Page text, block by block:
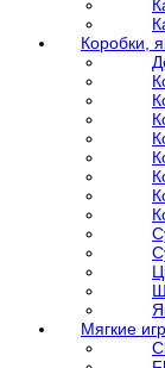
Коробки,
Мягкие